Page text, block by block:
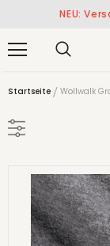
NEU:
Startseite Wollwalk